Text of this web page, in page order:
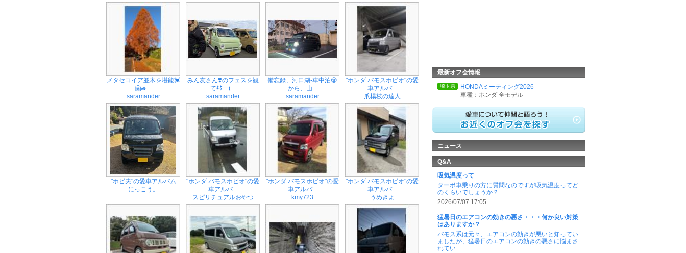
メタセコイア並木を堪能💓‪
🤗🚙...
saramander
みん友さん❣️のフェスを観
てｷﾀ━(...
saramander
備忘録、河口湖▪️車中泊😪
から、山...
saramander
"ホンダ バモスホビオ"の愛
車アルバ...
爪楊枝の達人
"ホビ夫"の愛車アルバム
にっこう。
"ホンダ バモスホビオ"の愛
車アルバ...
スピリチュアルおやつ
"ホンダ バモスホビオ"の愛
車アルバ...
kmy723
"ホンダ バモスホビオ"の愛
車アルバ...
うめきよ
最新オフ会情報
埼玉県
HONDAミーティング2026
車種：ホンダ 全モデル
ニュース
Q&A
吸気温度って
ターボ車乗りの方に質問なのですが吸気温度ってど
のくらいでしょうか？
2026/07/07 17:05
猛暑日のエアコンの効きの悪さ・・・何か良い対策
はありますか？
バモス系は元々、エアコンの効きが悪いと知ってい
ましたが、猛暑日のエアコンの効きの悪さに悩まさ
れてい ...